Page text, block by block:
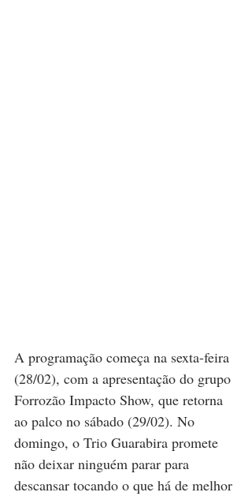
A programação começa na sexta-feira
(28/02), com a apresentação do grupo
Forrozão Impacto Show, que retorna
ao palco no sábado (29/02). No
domingo, o Trio Guarabira promete
não deixar ninguém parar para
descansar tocando o que há de melhor